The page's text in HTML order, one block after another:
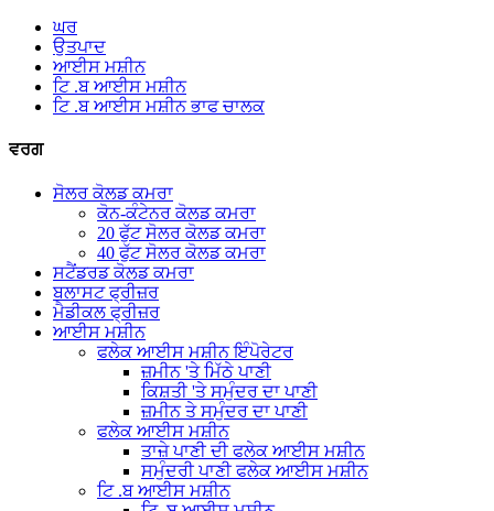
ਘਰ
ਉਤਪਾਦ
ਆਈਸ ਮਸ਼ੀਨ
ਟਿ .ਬ ਆਈਸ ਮਸ਼ੀਨ
ਟਿ .ਬ ਆਈਸ ਮਸ਼ੀਨ ਭਾਫ ਚਾਲਕ
ਵਰਗ
ਸੋਲਰ ਕੋਲਡ ਕਮਰਾ
ਕੋਨ-ਕੰਟੇਨਰ ਕੋਲਡ ਕਮਰਾ
20 ਫੁੱਟ ਸੋਲਰ ਕੋਲਡ ਕਮਰਾ
40 ਫੁੱਟ ਸੋਲਰ ਕੋਲਡ ਕਮਰਾ
ਸਟੈਂਡਰਡ ਕੋਲਡ ਕਮਰਾ
ਬਲਾਸਟ ਫ੍ਰੀਜ਼ਰ
ਮੈਡੀਕਲ ਫ੍ਰੀਜ਼ਰ
ਆਈਸ ਮਸ਼ੀਨ
ਫਲੇਕ ਆਈਸ ਮਸ਼ੀਨ ਇੰਪੋਰੇਟਰ
ਜ਼ਮੀਨ 'ਤੇ ਮਿੱਠੇ ਪਾਣੀ
ਕਿਸ਼ਤੀ 'ਤੇ ਸਮੁੰਦਰ ਦਾ ਪਾਣੀ
ਜ਼ਮੀਨ ਤੇ ਸਮੁੰਦਰ ਦਾ ਪਾਣੀ
ਫਲੇਕ ਆਈਸ ਮਸ਼ੀਨ
ਤਾਜ਼ੇ ਪਾਣੀ ਦੀ ਫਲੇਕ ਆਈਸ ਮਸ਼ੀਨ
ਸਮੁੰਦਰੀ ਪਾਣੀ ਫਲੇਕ ਆਈਸ ਮਸ਼ੀਨ
ਟਿ .ਬ ਆਈਸ ਮਸ਼ੀਨ